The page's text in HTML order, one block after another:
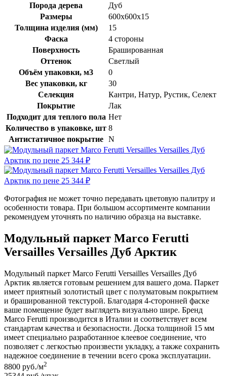
Порода дерева
Дуб
Размеры
600x600x15
Толщина изделия (мм)
15
Фаска
4 стороны
Поверхность
Брашированная
Оттенок
Светлый
Объём упаковки, м3
0
Вес упаковки, кг
30
Селекция
Кантри, Натур, Рустик, Селект
Покрытие
Лак
Подходит для теплого пола Нет
Количество в упаковке, шт 8
Антистатичное покрытие N
Фотография не может точно передавать цветовую палитру и
особенности товара. При большом ассортименте компании
рекомендуем уточнять по наличию образца на выставке.
Модульный паркет Marco Ferutti
Versailles Versailles Дуб Арктик
Модульный паркет Marco Ferutti Versailles Versailles Дуб
Арктик является готовым решением для вашего дома. Паркет
имеет приятный золотистый цвет с полуматовым покрытием
и брашированной текстурой. Благодаря 4-сторонней фаске
ваше помещение будет выглядеть визуально шире. Бренд
Marco Ferutti производится в Италии и соответствует всем
стандартам качества и безопасности. Доска толщиной 15 мм
имеет специально разработанное клеевое соединение, что
позволяет с легкостью произвести укладку, а также сохранить
надежное соединение в течении всего срока эксплуатации.
8800 руб./м2